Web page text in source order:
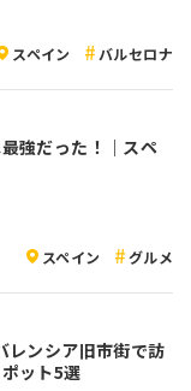
スペイン バルセロナ
強だった！｜スペ
スペイン グルメ
レンシア旧市街で訪
ット5選